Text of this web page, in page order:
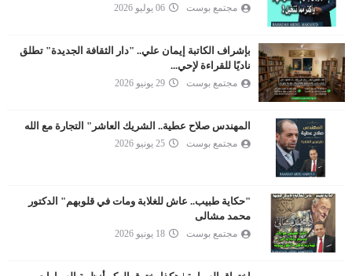
مجتمع بوست 06 يوليو 2026
بإشراف الكاتبة إيمان علي.. "دار الثقافة الجديدة" تطلق
ناديًا للقراءة لإحي...
مجتمع بوست 29 يونيو 2026
المهندس صلاح عطية.. الشريك العاشر" التجارة مع الله
مجتمع بوست 25 يونيو 2026
"حكاية طبيب.. عاش للغلابة ومات في قلوبهم" الدكتور
محمد مشالى
مجتمع بوست 18 يونيو 2026